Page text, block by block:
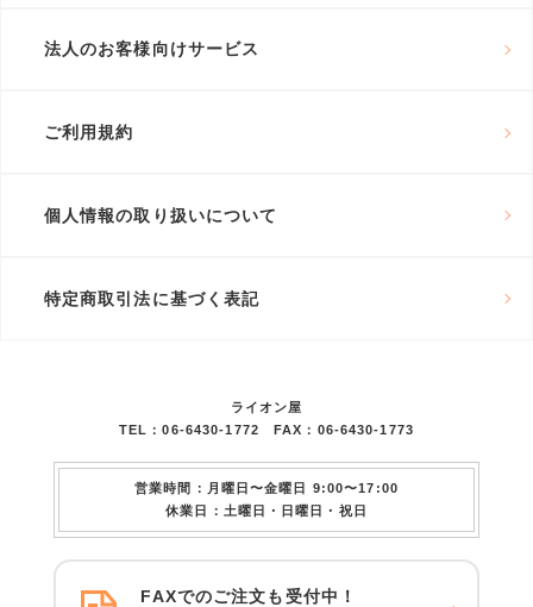
法人のお客様向けサービス
ご利用規約
個人情報の取り扱いについて
特定商取引法に基づく表記
ライオン屋
TEL：06-6430-1772 FAX：06-6430-1773
営業時間：月曜日〜金曜日 9:00〜17:00
休業日：土曜日・日曜日・祝日
FAXでのご注文も受付中！